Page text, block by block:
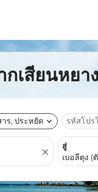
กเสียนหย
าร, ประหยัด expand_more รหัสโป
close
สู่